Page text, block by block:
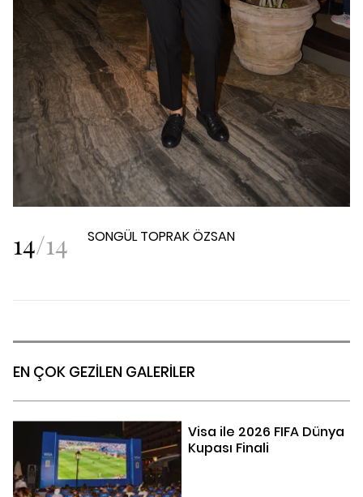
14/14 SONGÜL TOPRAK ÖZSAN
EN ÇOK GEZİLEN GALERİLER
Visa ile 2026 FIFA Dünya
Kupası Finali